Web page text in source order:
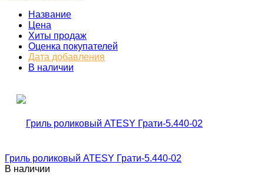
Название
Цена
Хиты продаж
Оценка покупателей
Дата добавления
В наличии
Гриль роликовый ATESY Грати-5.440-02
В наличии